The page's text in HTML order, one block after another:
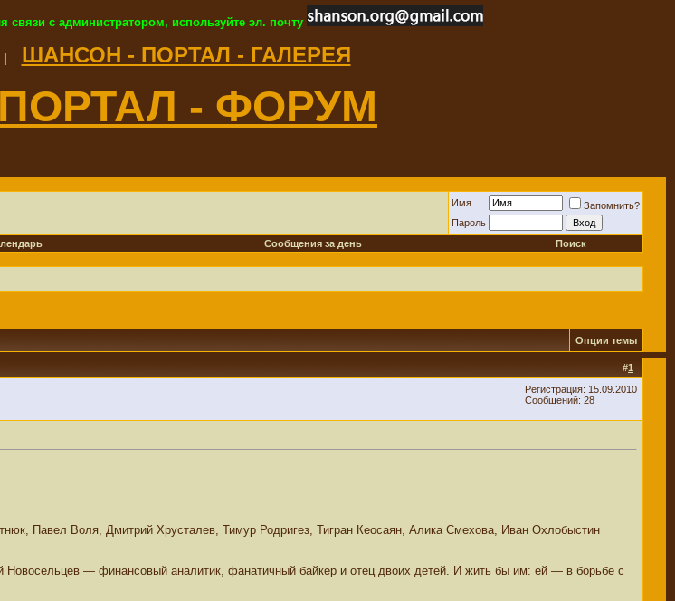
с администратором, используйте эл. почту
ШАНСОН - ПОРТАЛ - ГАЛЕРЕЯ
- ФОРУМ
Имя
Запомнить?
Пароль
Сообщения за день Поиск
Опции темы
#1
Регистрация: 15.09.2010
Сообщений: 28
Павел Воля, Дмитрий Хрусталев, Тимур Родригез, Тигран Кеосаян, Алика Смехова, Иван Охлобыстин
Новосельцев — финансовый аналитик, фанатичный байкер и отец двоих детей. И жить бы им: ей — в борьбе с